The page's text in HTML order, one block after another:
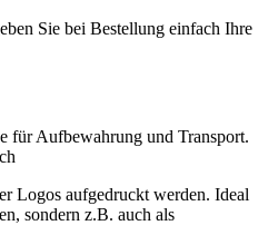
Sie bei Bestellung einfach Ihre
für Aufbewahrung und Transport.
Logos aufgedruckt werden. Ideal
sondern z.B. auch als